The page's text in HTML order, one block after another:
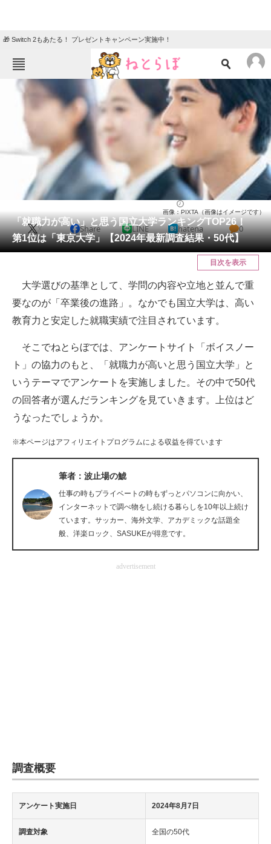
🎁 Switch 2もあたる！ プレゼントキャンペーン実施中！
ねとらぼメニュー
ニュース
エンタメ
教育・育児
リサーチ
会員記事
メディア
ITの今と未来を見通す
スマホと通信の最新トレンド
進化するPCとデバイスの未来
ビジネスと働き方のヒント
経営リーダーのコミュニティ
マーケ×ITの今がよく分かる
ITエンジニア向け専門サイト
ちょっと気になるネットの話題
「就職力が高い」と思う国立大学ランキングTOP26！
第1位は「東京大学」【2024年最新調査結果・50代】
画像：PIXTA（画像はイメージです）
X Share LINE hatena 0
目次を表示
大学選びの基準として、学問の内容や立地と並んで重
要なのが「卒業後の進路」。なかでも国立大学は、高い
教育力と安定した就職実績で注目されています。
そこでねとらぼでは、アンケートサイト「ボイスノー
ト」の協力のもと、「就職力が高いと思う国立大学」と
いうテーマでアンケートを実施しました。その中で50代
の回答者が選んだランキングを見ていきます。上位はど
うなったでしょうか。
※本ページはアフィリエイトプログラムによる収益を得ています
筆者：波止場の鯱
仕事の時もプライベートの時もずっとパソコンに向かい、
インターネットで調べ物をし続ける暮らしを10年以上続け
ています。サッカー、海外文学、アカデミックな話題全
般、洋楽ロック、SASUKEが得意です。
advertisement
調査概要
アンケート実施日 2024年8月7日
調査対象 全国の50代